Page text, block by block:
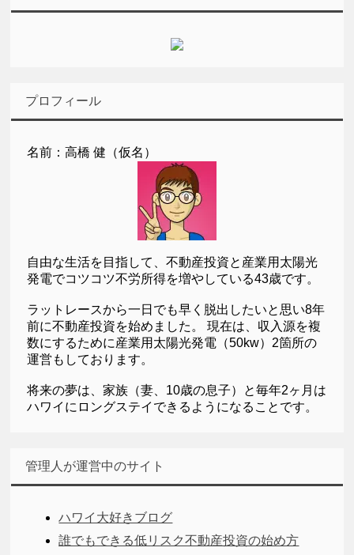
プロフィール
名前：高橋 健（仮名）
自由な生活を目指して、不動産投資と産業用太陽光
発電でコツコツ不労所得を増やしている43歳です。
ラットレースから一日でも早く脱出したいと思い8年
前に不動産投資を始めました。 現在は、収入源を複
数にするために産業用太陽光発電（50kw）2箇所の
運営もしております。
将来の夢は、家族（妻、10歳の息子）と毎年2ヶ月は
ハワイにロングステイできるようになることです。
管理人が運営中のサイト
ハワイ大好きブログ
誰でもできる低リスク不動産投資の始め方